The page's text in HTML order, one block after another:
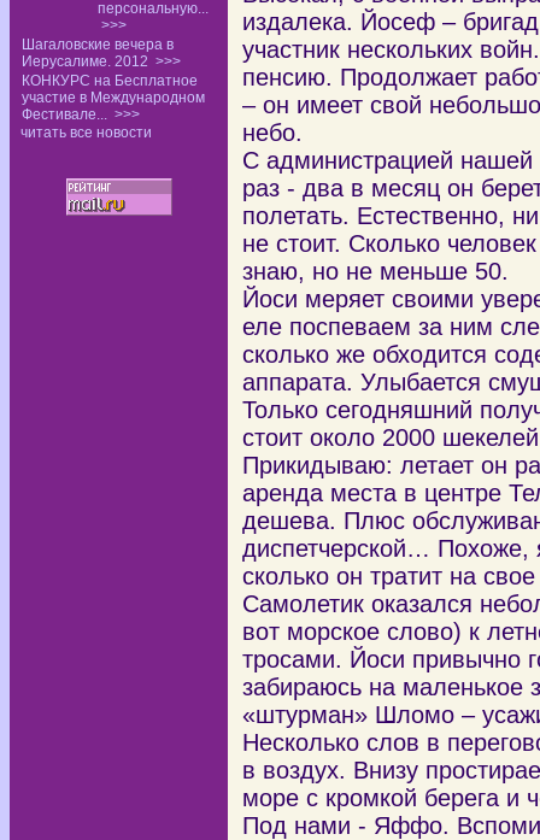
персональную...
>>>
Шагаловские вечера в
Иерусалиме. 2012 >>>
КОНКУРС на Бесплатное
участие в Международном
Фестивале... >>>
читать все новости
издалека. Йосеф –
участник нескольких
пенсию. Продолжает
– он имеет свой
небо.
С администрацией нашей
раз - два в месяц он
полетать. Естественно,
не стоит. Сколько
знаю, но не меньше 50.
Йоси меряет своими
еле поспеваем за ним
сколько же обходится
аппарата. Улыбается
Только сегодняшний
стоит около 2000
Прикидываю: летает он
аренда места в центре
дешева. Плюс
диспетчерской… Похоже,
сколько он тратит на
Самолетик оказался
вот морское слово) к
тросами. Йоси привычно
забираюсь на маленькое
«штурман» Шломо –
Несколько слов в
в воздух. Внизу
море с кромкой берега и
Под нами - Яффо.